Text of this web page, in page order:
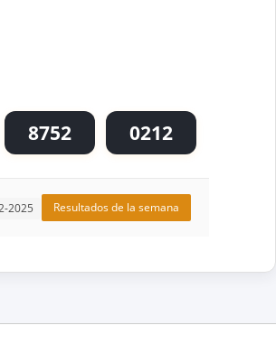
8752 0212
2025 Resultados de la semana